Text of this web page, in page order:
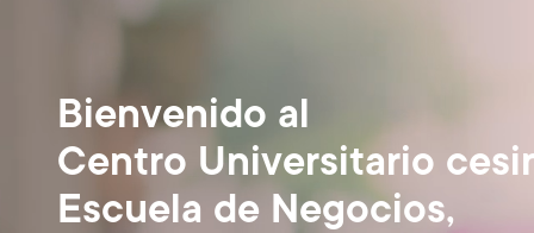
Bienvenido al
Centro Universitario
Escuela de Negocios,